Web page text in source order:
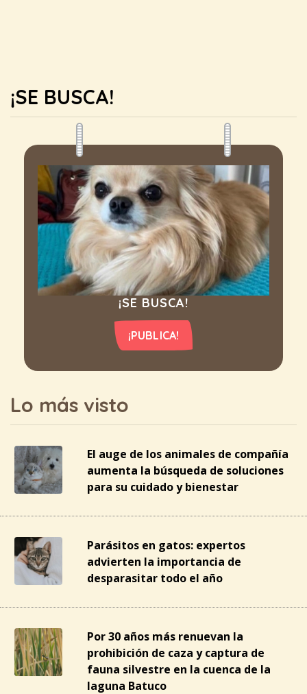
¡SE BUSCA!
¡SE BUSCA!
¡PUBLICA!
Lo más visto
El auge de los animales de compañía
aumenta la búsqueda de soluciones
para su cuidado y bienestar
Parásitos en gatos: expertos
advierten la importancia de
desparasitar todo el año
Por 30 años más renuevan la
prohibición de caza y captura de
fauna silvestre en la cuenca de la
laguna Batuco